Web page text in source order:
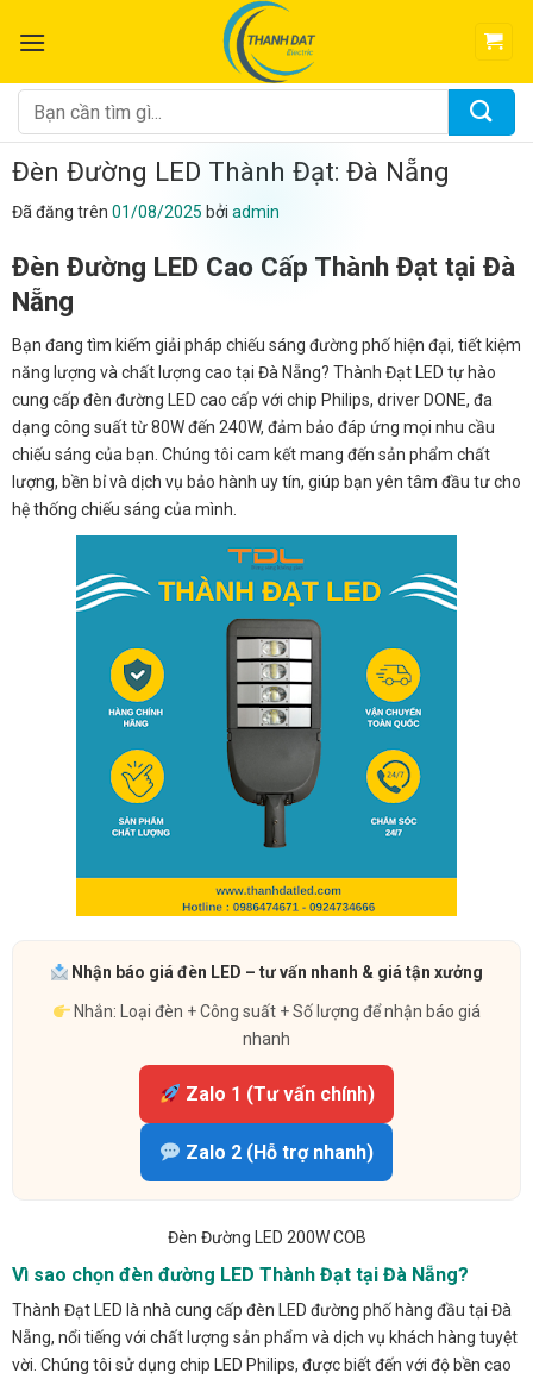
đến
dung
Tìm
kiếm:
Đèn Đường LED Thành Đạt: Đà Nẵng
Đã đăng trên 01/08/2025 bởi admin
Đèn Đường LED Cao Cấp Thành Đạt tại Đà
Nẵng
Bạn đang tìm kiếm giải pháp chiếu sáng đường phố hiện đại, tiết kiệm
năng lượng và chất lượng cao tại Đà Nẵng? Thành Đạt LED tự hào
cung cấp đèn đường LED cao cấp với chip Philips, driver DONE, đa
dạng công suất từ 80W đến 240W, đảm bảo đáp ứng mọi nhu cầu
chiếu sáng của bạn. Chúng tôi cam kết mang đến sản phẩm chất
lượng, bền bỉ và dịch vụ bảo hành uy tín, giúp bạn yên tâm đầu tư cho
hệ thống chiếu sáng của mình.
Nhận báo giá đèn LED – tư vấn nhanh & giá tận xưởng
Nhắn: Loại đèn + Công suất + Số lượng để nhận báo giá
nhanh
Zalo 1 (Tư vấn chính)
Zalo 2 (Hỗ trợ nhanh)
Đèn Đường LED 200W COB
Vì sao chọn đèn đường LED Thành Đạt tại Đà Nẵng?
Thành Đạt LED là nhà cung cấp đèn LED đường phố hàng đầu tại Đà
Nẵng, nổi tiếng với chất lượng sản phẩm và dịch vụ khách hàng tuyệt
vời. Chúng tôi sử dụng chip LED Philips, được biết đến với độ bền cao